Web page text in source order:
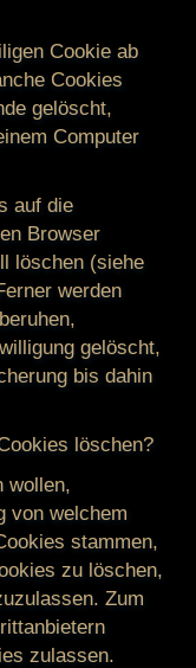
Cookie ab
Cookies
gelöscht,
Computer
auf die
Browser
löschen (siehe
werden
gelöscht,
bis dahin
löschen?
wollen,
von welchem
stammen,
zu löschen,
Zum
zulassen.